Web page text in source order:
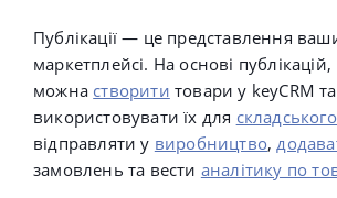
Публікації — це представлення
маркетплейсі. На основі публікацій,
можна створити товари у keyCRM та
використовувати їх для
відправляти у виробництво,
замовлень та вести аналітику по